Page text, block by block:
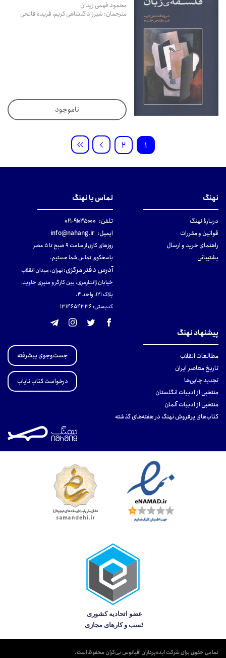
محمود فهمی زیدان
مترجمان: شیرزاد گلشاهی کریم، فریده فاتحی
ناموجود
1
2
نهنگ
دربارهٔ نهنگ
قوانین و مقررات
راهنمای خرید و ارسال
پشتیبانی
تماس با نهنگ
تلفن: ۹۱۰۳۵۰۰۰-۰۲۱
ایمیل: info@nahang.ir
روزهای کاری از ساعت ۹ صبح تا ۵ عصر
پاسخگوی تماس شما هستیم.
آدرس دفتر مرکزی:تهران، میدان انقلاب
خیابان ژاندارمری، بین کارگر و منیری جاوید،
پلاک 121، واحد ۴.
کدپستی: 131465433۶
پیشنهاد نهنگ
مطالعات انقلاب
تاریخ معاصر ایران
تجدید چاپی‌ها
منتخبی از ادبیات انگلستان
منتخبی از ادبیات آلمان
کتاب‌های پرفروش نهنگ در هفته‌های گذشته
جست‌وجوی پیشرفته
درخواست کتاب نایاب
تمامی حقوق برای شرکت ایده‌پردازان اقیانوس بی‌کران محفوظ است.